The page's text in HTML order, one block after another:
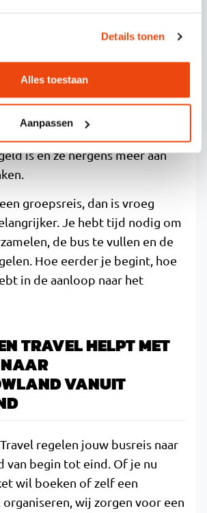
Details tonen
Alles toestaan
Aanpassen
om je vervoer te boeken
bekend zijn, idealiter in
Veel
regelen hun vervoer tegelijk
is en ze nergens meer aan
groepsreis, dan is vroeg
Je hebt tijd nodig om
de bus te vullen en de
Hoe eerder je begint, hoe
in de aanloop naar het
TRAVEL HELPT MET
VANUIT
regelen jouw busreis naar
van begin tot eind. Of je nu
wil boeken of zelf een
wij zorgen voor een